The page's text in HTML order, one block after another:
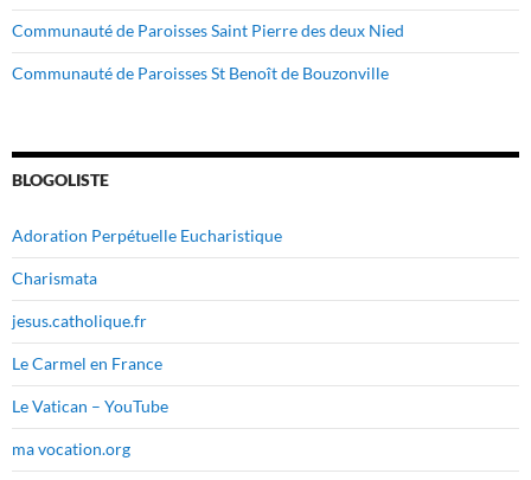
Communauté de Paroisses Saint Pierre des deux Nied
Communauté de Paroisses St Benoît de Bouzonville
BLOGOLISTE
Adoration Perpétuelle Eucharistique
Charismata
jesus.catholique.fr
Le Carmel en France
Le Vatican – YouTube
ma vocation.org